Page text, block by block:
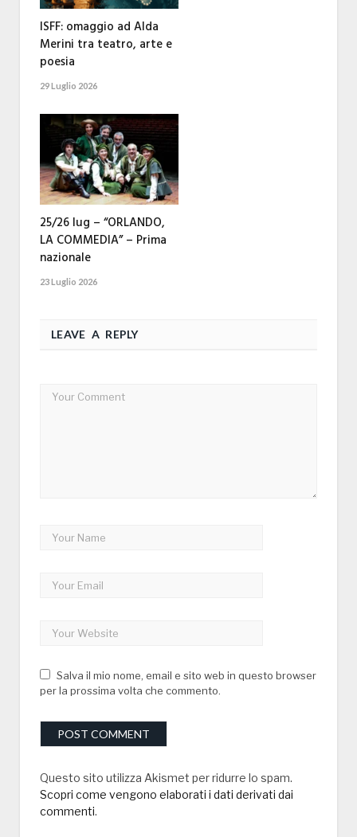
ISFF: omaggio ad Alda
Merini tra teatro, arte e
poesia
29 Luglio 2026
25/26 lug – “ORLANDO,
LA COMMEDIA” – Prima
nazionale
23 Luglio 2026
LEAVE A REPLY
Salva il mio nome, email e sito web in questo browser
per la prossima volta che commento.
Questo sito utilizza Akismet per ridurre lo spam.
Scopri come vengono elaborati i dati derivati dai
commenti.